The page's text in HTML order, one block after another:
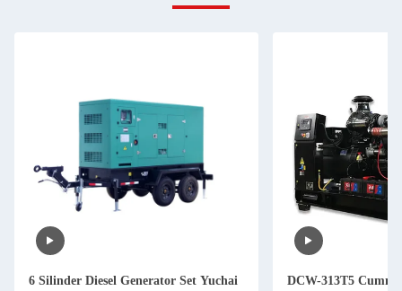
6 Silinder Diesel Generator Set Yuchai
DCW-313T5